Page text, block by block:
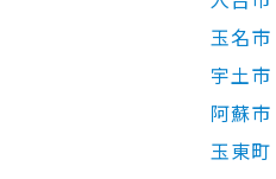
玉名市
宇土市
阿蘇市
玉東町